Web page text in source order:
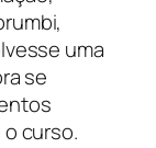
uma
se
curso.